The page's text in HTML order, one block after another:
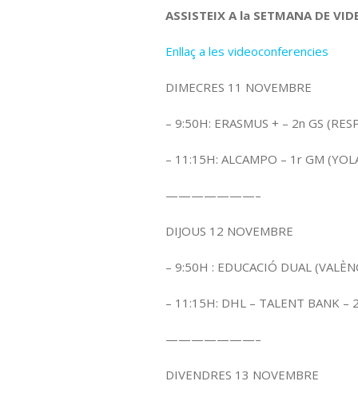
ASSISTEIX A la SETMANA DE
Enllaç a les videoconferencies
DIMECRES 11 NOVEMBRE
– 9:50H: ERASMUS + – 2n GS
– 11:15H: ALCAMPO – 1r GM
———————–
DIJOUS 12 NOVEMBRE
– 9:50H : EDUCACIÓ DUAL
– 11:15H: DHL – TALENT BANK –
———————–
DIVENDRES 13 NOVEMBRE